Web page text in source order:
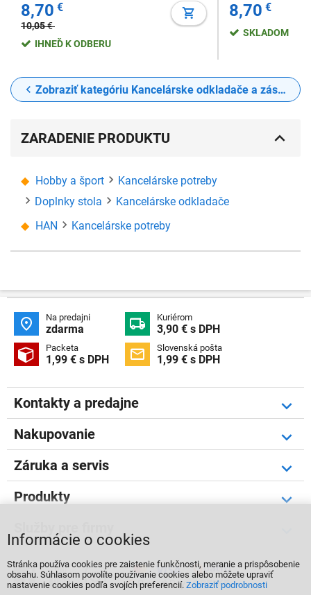
ks. Farba: sivá Výrobca: HAN
8,70 €
10,05€
IHNEĎ K ODBERU
stohovateľný do
extra veľký výrez
8,70 €
SKLADOM
Zobraziť kategóriu Kancelárske odkladače a zásuvky
ZARADENIE PRODUKTU
Hobby a šport
Kancelárske potreby
Doplnky stola
Kancelárske odkladače
HAN
Kancelárske potreby
 Na predajni
zdarma  Kuriérom
3,90 € s DPH
 Packeta
1,99 € s DPH  Slovenská pošta
1,99 € s DPH
Kontakty a predajne
Nakupovanie
Záruka a servis
Produkty
  
Informácie o cookies
Stránka používa cookies pre zaistenie funkčnosti, meranie a prispôsobenie
obsahu. Súhlasom povolíte používanie cookies alebo môžete upraviť
nastavenie cookies podľa svojích preferencií. Zobraziť podrobnosti